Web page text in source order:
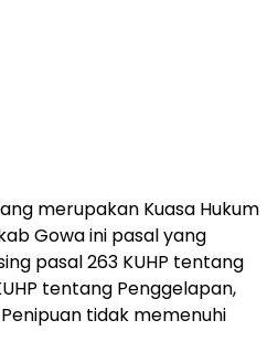
merupakan Kuasa Hukum
Gowa ini pasal yang
pasal 263 KUHP tentang
tentang Penggelapan,
tidak memenuhi